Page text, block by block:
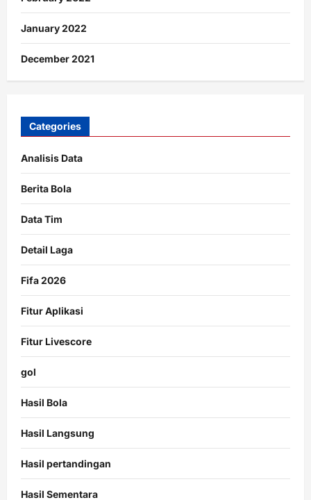
January 2022
December 2021
Categories
Analisis Data
Berita Bola
Data Tim
Detail Laga
Fifa 2026
Fitur Aplikasi
Fitur Livescore
gol
Hasil Bola
Hasil Langsung
Hasil pertandingan
Hasil Sementara